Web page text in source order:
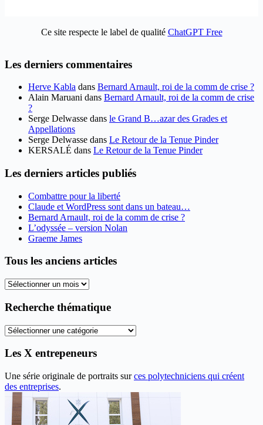
Ce site respecte le label de qualité ChatGPT Free
Les derniers commentaires
Herve Kabla dans Bernard Arnault, roi de la comm de crise ?
Alain Maruani dans Bernard Arnault, roi de la comm de crise
?
Serge Delwasse dans le Grand B…azar des Grades et
Appellations
Serge Delwasse dans Le Retour de la Tenue Pinder
KERSALÉ dans Le Retour de la Tenue Pinder
Les derniers articles publiés
Combattre pour la liberté
Claude et WordPress sont dans un bateau…
Bernard Arnault, roi de la comm de crise ?
L’odyssée – version Nolan
Graeme James
Tous les anciens articles
Tous
anciens
Recherche thématique
Recherche
Les X entrepeneurs
Une série originale de portraits surces polytechniciens qui créent
des entreprises.